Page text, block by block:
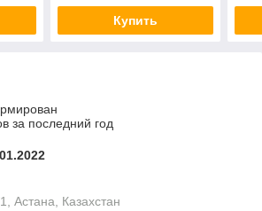
Купить
за последний год
Астана, Казахстан